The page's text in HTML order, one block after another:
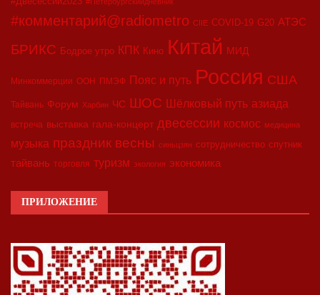
#Петербургскийдневник
#комментарий@radiometro CIIE COVID-19 G20 АТЭС
БРИКС Бодрое утро КПК Кино Китай МИД
Минкоммерции ООН ПМЭФ Пояс и путь Россия США
Тайвань Форум Харбин ЧС ШОС Шёлковый путь азиада
встреча выставка гала-концерт двесессии космос медицина
музыка праздник весны синьцзян сотрудничество спутник
тайвань торговля туризм экология экономика
ПРИЛОЖЕНИЕ